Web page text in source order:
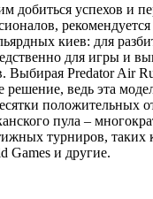
добиться успехов и
киев: для
для игры и
Выбирая Predator Air
решение, ведь эта
положительных
пула –
турниров, таких
Games и другие.